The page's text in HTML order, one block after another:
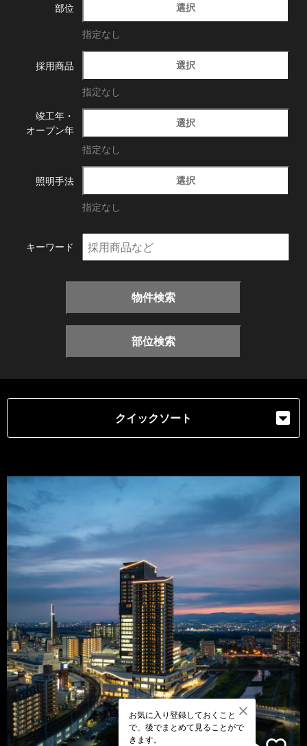
部位 選択
指定なし
採用商品 選択
指定なし
竣工年・
オープン年
選択
指定なし
照明手法 選択
指定なし
キーワード
物件検索
部位検索
クイックソート
お気に入り登録しておくこと
で、後でまとめて見ることがで
きます。